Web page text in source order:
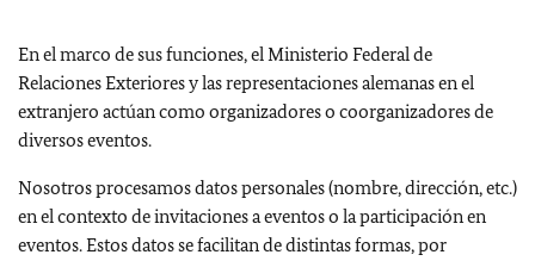
En el marco de sus funciones, el Ministerio Federal de
Relaciones Exteriores y las representaciones alemanas en el
extranjero actúan como organizadores o coorganizadores de
diversos eventos.
Nosotros procesamos datos personales (nombre, dirección, etc.)
en el contexto de invitaciones a eventos o la participación en
eventos. Estos datos se facilitan de distintas formas, por